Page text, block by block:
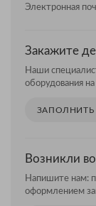
Электронная
Закажите
Наши
оборудования
ЗАПОЛНИТЬ
Возникли
Напишите нам:
оформлением